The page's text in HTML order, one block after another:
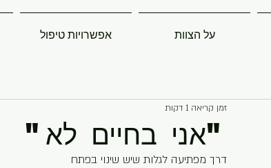
על הצוות אפשרויות טיפול
"אני בחיים לא"
זמן קריאה 1 דקות
דרך מפתיעה לגלות שיש שינוי בפתח